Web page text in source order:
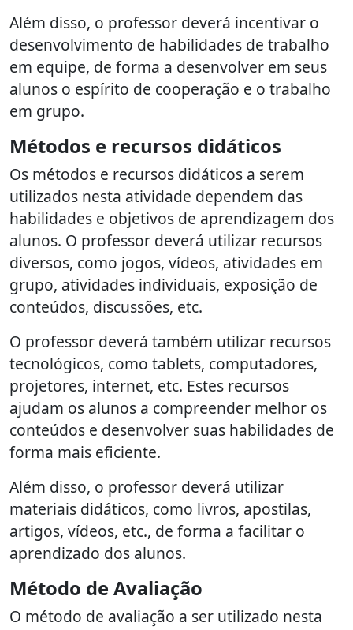
Além disso, o professor deverá incentivar o
desenvolvimento de habilidades de trabalho
em equipe, de forma a desenvolver em seus
alunos o espírito de cooperação e o trabalho
em grupo.
Métodos e recursos didáticos
Os métodos e recursos didáticos a serem
utilizados nesta atividade dependem das
habilidades e objetivos de aprendizagem dos
alunos. O professor deverá utilizar recursos
diversos, como jogos, vídeos, atividades em
grupo, atividades individuais, exposição de
conteúdos, discussões, etc.
O professor deverá também utilizar recursos
tecnológicos, como tablets, computadores,
projetores, internet, etc. Estes recursos
ajudam os alunos a compreender melhor os
conteúdos e desenvolver suas habilidades de
forma mais eficiente.
Além disso, o professor deverá utilizar
materiais didáticos, como livros, apostilas,
artigos, vídeos, etc., de forma a facilitar o
aprendizado dos alunos.
Método de Avaliação
O método de avaliação a ser utilizado nesta